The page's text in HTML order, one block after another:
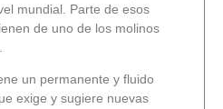
mundial. Parte de esos
de uno de los molinos
un permanente y fluido
exige y sugiere nuevas